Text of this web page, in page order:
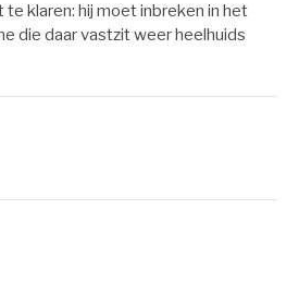
klaren: hij moet inbreken in het
die daar vastzit weer heelhuids